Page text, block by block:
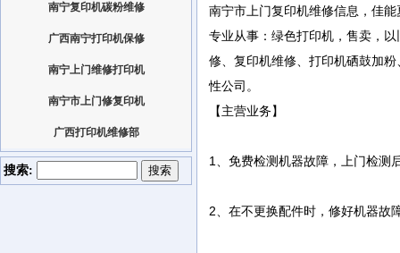
南宁复印机碳粉维修
广西南宁打印机保修
南宁上门维修打印机
南宁市上门修复印机
广西打印机维修部
搜索:
南宁市上门复印机维修信息，佳能
专业从事：绿色打印机，售卖，
修、复印机维修、打印机硒鼓加
性公司。
【主营业务】
1、免费检测机器故障，上门检测
2、在不更换配件时，修好机器故